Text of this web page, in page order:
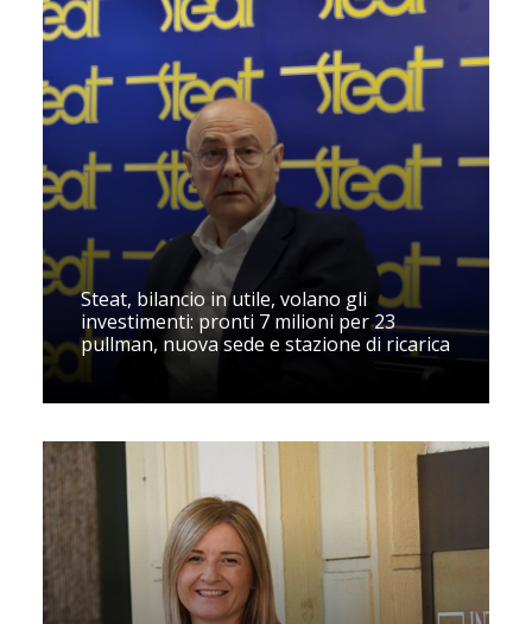
Steat, bilancio in utile, volano gli
investimenti: pronti 7 milioni per 23
pullman, nuova sede e stazione di ricarica